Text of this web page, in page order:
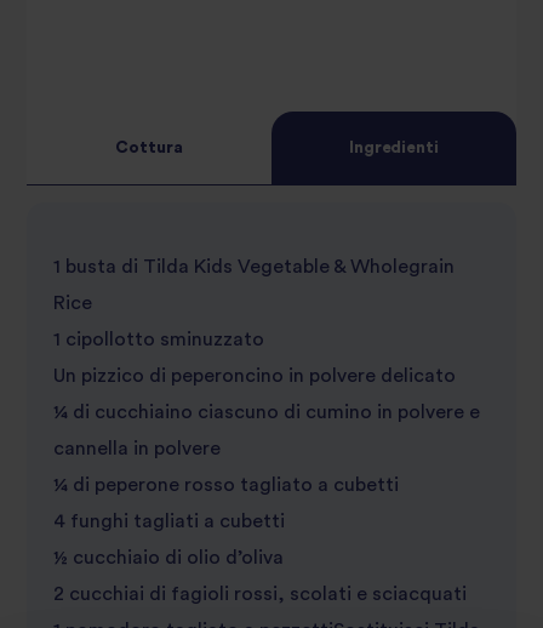
Cottura Ingredienti
1 busta di Tilda Kids Vegetable & Wholegrain
Rice
1 cipollotto sminuzzato
Un pizzico di peperoncino in polvere delicato
¼ di cucchiaino ciascuno di cumino in polvere e
cannella in polvere
¼ di peperone rosso tagliato a cubetti
4 funghi tagliati a cubetti
½ cucchiaio di olio d’oliva
2 cucchiai di fagioli rossi, scolati e sciacquati